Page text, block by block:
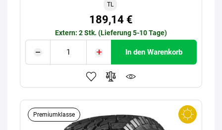
TL
189,14 €
Extern: 2 Stk. (Lieferung 5-10 Tage)
In den Warenkorb
Premiumklasse